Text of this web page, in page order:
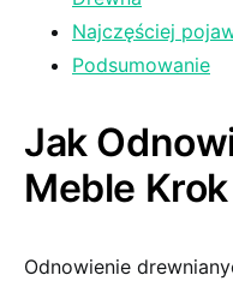
Najczęściej
Podsumowanie
Jak
Meble
Odnowienie